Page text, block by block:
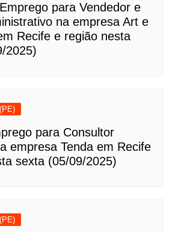
para Vendedor e
na empresa Art e
Recife e região nesta
2025)
para Consultor
empresa Tenda em Recife
sexta (05/09/2025)